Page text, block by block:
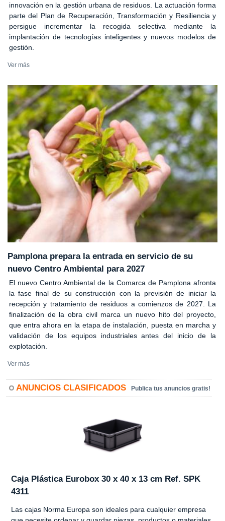
innovación en la gestión urbana de residuos. La actuación forma
parte del Plan de Recuperación, Transformación y Resiliencia y
persigue incrementar la recogida selectiva mediante la
implantación de tecnologías inteligentes y nuevos modelos de
gestión.
Ver más
Pamplona prepara la entrada en servicio de su
nuevo Centro Ambiental para 2027
El nuevo Centro Ambiental de la Comarca de Pamplona afronta
la fase final de su construcción con la previsión de iniciar la
recepción y tratamiento de residuos a comienzos de 2027. La
finalización de la obra civil marca un nuevo hito del proyecto,
que entra ahora en la etapa de instalación, puesta en marcha y
validación de los equipos industriales antes del inicio de la
explotación.
Ver más
ANUNCIOS CLASIFICADOS Publica tus anuncios gratis!
Caja Plástica Eurobox 30 x 40 x 13 cm Ref. SPK
4311
Las cajas Norma Europa son ideales para cualquier empresa